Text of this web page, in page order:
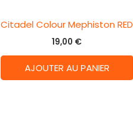
Citadel Colour Mephiston RED
19,00 €
AJOUTER AU PANIER